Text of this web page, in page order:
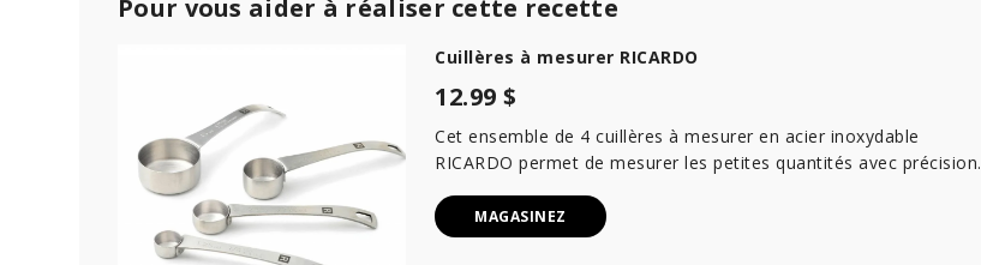
Pour vous aider à réaliser cette recette
Cuillères à mesurer RICARDO
12.99 $
Cet ensemble de 4 cuillères à mesurer en acier inoxydable
RICARDO permet de mesurer les petites quantités avec précision.
MAGASINEZ